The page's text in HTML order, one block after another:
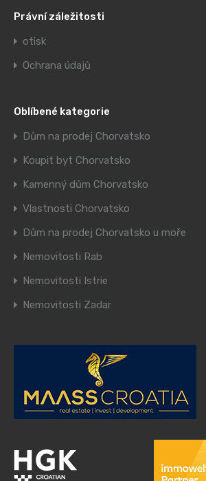
Právní záležitosti
otisk
Ochrana údajů
Oblíbené kategorie
Dům na prodej Chorvatsko
Koupit byt Chorvatsko
Kamenný dům Chorvatsko
Vlastnosti Chorvatsko
Dům na prodej Chorvatsko u moře
Nemovitosti Rab
Nemovitosti Istrie
Nemovitosti Zadar